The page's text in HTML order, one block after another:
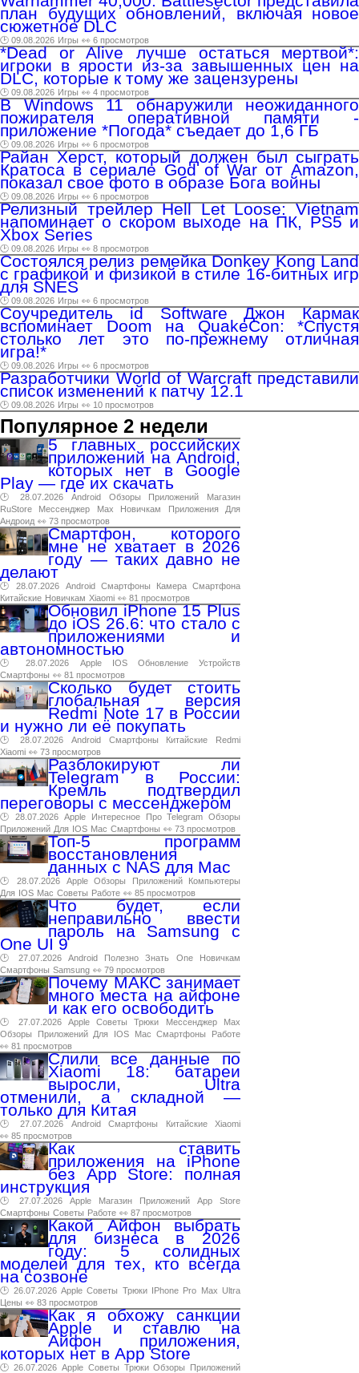
план будущих обновлений, включая новое
сюжетное DLC
🕑 09.08.2026 Игры 👀 6 просмотров
*Dead or Alive лучше остаться мертвой*:
игроки в ярости из-за завышенных цен на
DLC, которые к тому же зацензурены
🕑 09.08.2026 Игры 👀 4 просмотров
В Windows 11 обнаружили неожиданного
пожирателя оперативной памяти -
приложение *Погода* съедает до 1,6 ГБ
🕑 09.08.2026 Игры 👀 6 просмотров
Райан Херст, который должен был сыграть
Кратоса в сериале God of War от Amazon,
показал свое фото в образе Бога войны
🕑 09.08.2026 Игры 👀 6 просмотров
Релизный трейлер Hell Let Loose: Vietnam
напоминает о скором выходе на ПК, PS5 и
Xbox Series
🕑 09.08.2026 Игры 👀 8 просмотров
Состоялся релиз ремейка Donkey Kong Land
с графикой и физикой в стиле 16-битных игр
для SNES
🕑 09.08.2026 Игры 👀 6 просмотров
Соучредитель id Software Джон Кармак
вспоминает Doom на QuakeCon: *Спустя
столько лет это по-прежнему отличная
игра!*
🕑 09.08.2026 Игры 👀 6 просмотров
Разработчики World of Warcraft представили
список изменений к патчу 12.1
🕑 09.08.2026 Игры 👀 10 просмотров
Популярное 2 недели
5 главных российских
приложений на Android,
которых нет в Google
Play — где их скачать
🕑 28.07.2026 Android Обзоры Приложений
Магазин
RuStore
Мессенджер Max Новичкам Приложения
Для
Андроид 👀 73 просмотров
Смартфон, которого
мне не хватает в 2026
году — таких давно не
делают
🕑 28.07.2026 Android Смартфоны Камера Смартфона
Китайские Новичкам Xiaomi 👀 81 просмотров
Обновил iPhone 15 Plus
до iOS 26.6: что стало с
приложениями и
автономностью
🕑 28.07.2026 Apple IOS Обновление
Устройств
Смартфоны 👀 81 просмотров
Сколько будет стоить
глобальная версия
Redmi Note 17 в России
и нужно ли её покупать
🕑 28.07.2026 Android Смартфоны Китайские
Redmi
Xiaomi 👀 73 просмотров
Разблокируют ли
Telegram в России:
Кремль подтвердил
переговоры с мессенджером
🕑 28.07.2026 Apple Интересное Про Telegram Обзоры
Приложений Для IOS Mac Смартфоны 👀 73 просмотров
Топ-5 программ
восстановления
данных с NAS для Mac
🕑 28.07.2026 Apple Обзоры Приложений
Компьютеры
Для IOS Mac Советы Работе 👀 85 просмотров
Что будет, если
неправильно ввести
пароль на Samsung с
One UI 9
🕑 27.07.2026 Android Полезно Знать One
Новичкам
Смартфоны Samsung 👀 79 просмотров
Почему МАКС занимает
много места на айфоне
и как его освободить
🕑 27.07.2026 Apple Советы Трюки Мессенджер
Max
Обзоры
Приложений Для IOS Mac Смартфоны
Работе
👀 81 просмотров
Слили все данные по
Xiaomi 18: батареи
выросли, Ultra
отменили, а складной —
только для Китая
🕑 27.07.2026 Android Смартфоны Китайские
Xiaomi
👀 85 просмотров
Как ставить
приложения на iPhone
без App Store: полная
инструкция
🕑 27.07.2026 Apple Магазин Приложений App
Store
Смартфоны Советы Работе 👀 87 просмотров
Какой Айфон выбрать
для бизнеса в 2026
году: 5 солидных
моделей для тех, кто всегда
на созвоне
🕑 26.07.2026 Apple Советы Трюки IPhone Pro Max Ultra
Цены 👀 83 просмотров
Как я обхожу санкции
Apple и ставлю на
Айфон приложения,
которых нет в App Store
🕑 26.07.2026 Apple Советы Трюки Обзоры
Приложений